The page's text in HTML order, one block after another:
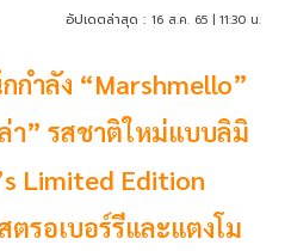
อัปเดตล่าสุด : 16 ส.ค. 65 | 11:30 น.
กำลัง “Marshmello”
า” รสชาติใหม่แบบลิมิ
Limited Edition
ตรอเบอร์รีและแตงโม